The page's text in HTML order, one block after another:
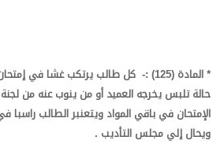
* المادة (125
) :- كل طالب يرتكب غشا في
حالة تلبس يخرجه العميد أو من ينوب عنه من
الإمتحان في باقي المواد ويتعنبر الطالب راسبا
ويحال إلي مجلس التأديب .